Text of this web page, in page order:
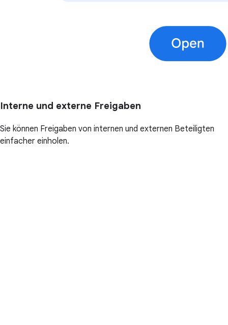
Interne und externe Freigaben
Sie können Freigaben von internen und externen Beteiligten
einfacher einholen.